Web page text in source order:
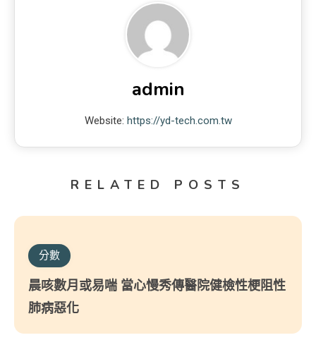
admin
Website: https://yd-tech.com.tw
RELATED POSTS
分數
晨咳數月或易喘 當心慢秀傳醫院健檢性梗阻性
肺病惡化